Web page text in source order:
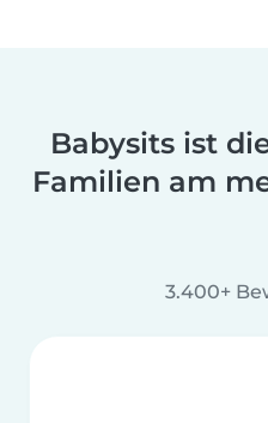
Babysits ist
Familien am
3.400+